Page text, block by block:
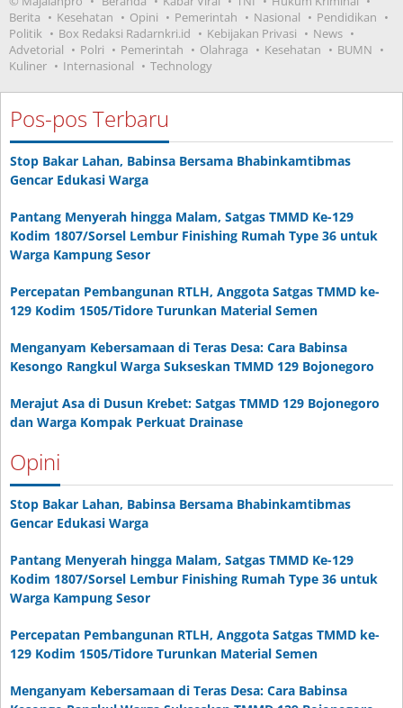
Berita
Kesehatan Opini Pemerintah Nasional
Pendidikan
Politik
Box Redaksi Radarnkri.id Kebijakan Privasi
News
Advetorial
Polri Pemerintah Olahraga Kesehatan
BUMN
Kuliner
Internasional Technology
Pos-pos Terbaru
Stop Bakar Lahan, Babinsa Bersama Bhabinkamtibmas
Gencar Edukasi Warga
Pantang Menyerah hingga Malam, Satgas TMMD Ke-129
Kodim 1807/Sorsel Lembur Finishing Rumah Type 36 untuk
Warga Kampung Sesor
Percepatan Pembangunan RTLH, Anggota Satgas TMMD ke-
129 Kodim 1505/Tidore Turunkan Material Semen
Menganyam Kebersamaan di Teras Desa: Cara Babinsa
Kesongo Rangkul Warga Sukseskan TMMD 129 Bojonegoro
Merajut Asa di Dusun Krebet: Satgas TMMD 129 Bojonegoro
dan Warga Kompak Perkuat Drainase
Opini
Stop Bakar Lahan, Babinsa Bersama Bhabinkamtibmas
Gencar Edukasi Warga
Pantang Menyerah hingga Malam, Satgas TMMD Ke-129
Kodim 1807/Sorsel Lembur Finishing Rumah Type 36 untuk
Warga Kampung Sesor
Percepatan Pembangunan RTLH, Anggota Satgas TMMD ke-
129 Kodim 1505/Tidore Turunkan Material Semen
Menganyam Kebersamaan di Teras Desa: Cara Babinsa